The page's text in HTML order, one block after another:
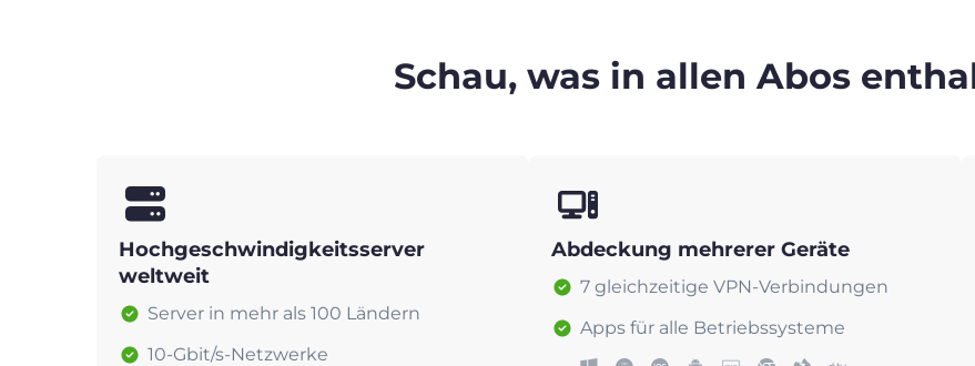
Schau, was in allen Abos
Hochgeschwindigkeitsserver
weltweit
Server in mehr als 100 Ländern
10-Gbit/s-Netzwerke
Abdeckung mehrerer Geräte
7 gleichzeitige VPN-Verbindungen
Apps für alle Betriebssysteme